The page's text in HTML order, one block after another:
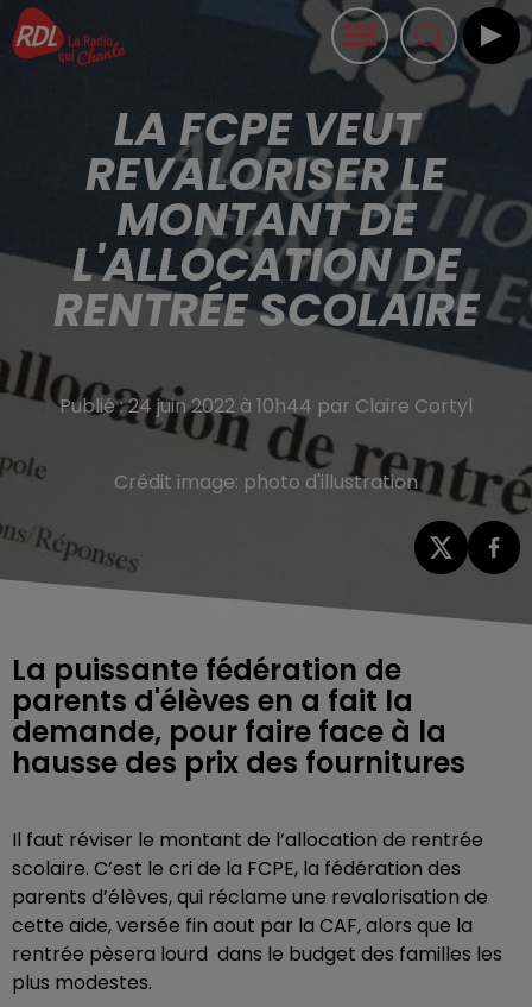
LA FCPE VEUT
REVALORISER LE
MONTANT DE
L'ALLOCATION DE
RENTRÉE SCOLAIRE
Publié : 24 juin 2022 à 10h44 par Claire Cortyl
Crédit image: photo d'illustration
La puissante fédération de
parents d'élèves en a fait la
demande, pour faire face à la
hausse des prix des fournitures
Il faut réviser le montant de l’allocation de rentrée
scolaire. C’est le cri de la FCPE, la fédération des
parents d’élèves, qui réclame une revalorisation de
cette aide, versée fin aout par la CAF, alors que la
rentrée pèsera lourd dans le budget des familles les
plus modestes.